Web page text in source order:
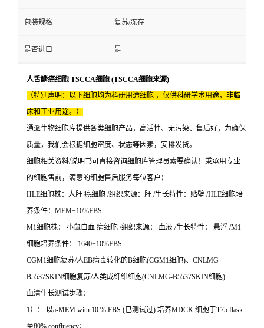
包装规格 复苏/冻存
是否进口 是
人舌鳞癌细胞 TSCCA细胞 (TSCCA细胞来源)
（特别声明：以下细胞均为科研用途细胞 ，仅供科研学术用途，非临
床和工业用途。）
通派生物细胞库提供各类细胞产品，高活性、无污染、售后好，为确保
质量，我们会根据细胞密度、状态等因素，安排发货。
细胞相关资料/说明书可直接咨询细胞库管理员索要确认！秉承用专业
的细胞售前，满意的细胞售后服务每位客户；
HLE细胞株：人肝 癌细胞 /组织来源：肝 /生长特性：贴壁 /HLE细胞培
养条件：MEM+10%FBS
M1细胞株： 小鼠白血 病细胞 /组织来源： 血液 /生长特性： 悬浮 /M1
细胞培养条件： 1640+10%FBS
CGM1细胞复苏/人EB病毒转化的B细胞(CGM1细胞)、CNLMG-
B5537SKIN细胞复苏/人类成纤维细胞(CNLMG-B5537SKIN细胞)
血清生长测试步骤：
1）： 以a-MEM with 10 % FBS (已测试过) 培养MDCK 细胞于T75 flask
至80% confluency；